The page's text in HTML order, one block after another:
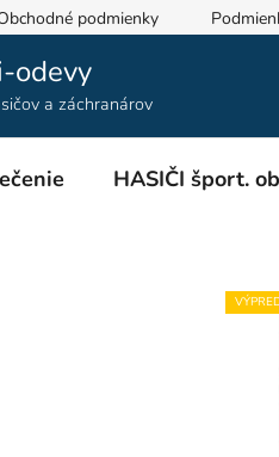
podmienky
odevy
a záchranárov
HASIČI šport.